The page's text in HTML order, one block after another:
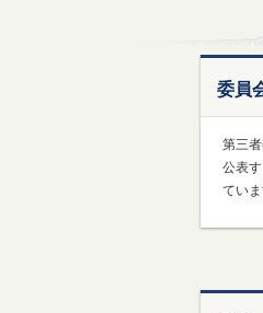
委員
第三
公表
ていま